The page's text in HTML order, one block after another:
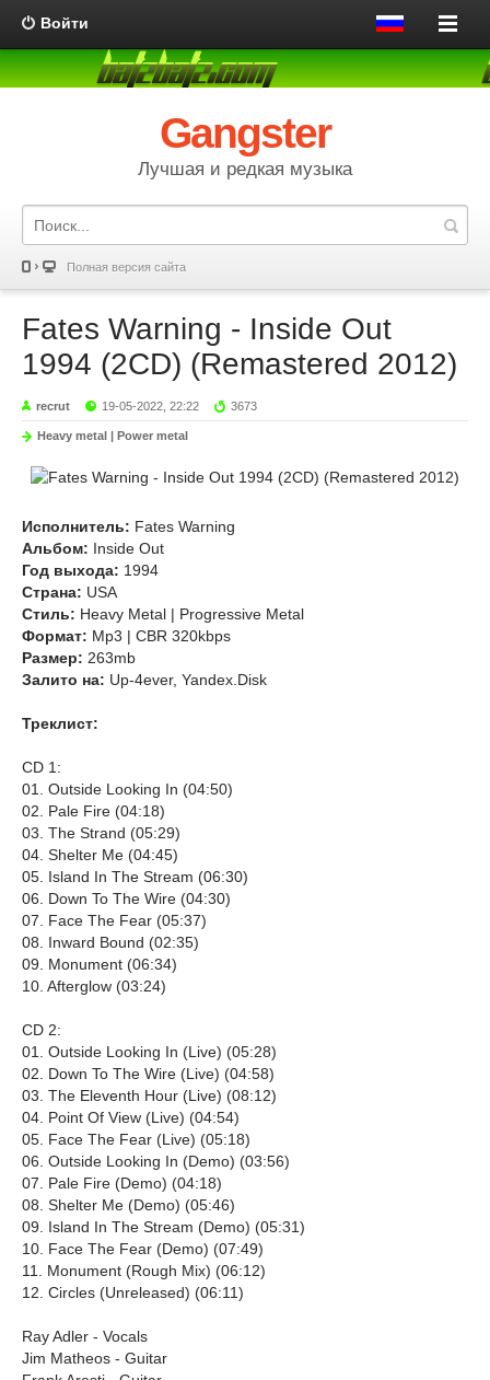
Войти
Gangster
Лучшая и редкая музыка
Полная версия сайта
Fates Warning - Inside Out
1994 (2CD) (Remastered 2012)
recrut 19-05-2022, 22:22 3673
Heavy metal | Power metal
Исполнитель: Fates Warning
Альбом: Inside Out
Год выхода: 1994
Страна: USA
Стиль: Heavy Metal | Progressive Metal
Формат: Mp3 | CBR 320kbps
Размер: 263mb
Залито на: Up-4ever, Yandex.Disk
Треклист:
CD 1:
01. Outside Looking In (04:50)
02. Pale Fire (04:18)
03. The Strand (05:29)
04. Shelter Me (04:45)
05. Island In The Stream (06:30)
06. Down To The Wire (04:30)
07. Face The Fear (05:37)
08. Inward Bound (02:35)
09. Monument (06:34)
10. Afterglow (03:24)
CD 2:
01. Outside Looking In (Live) (05:28)
02. Down To The Wire (Live) (04:58)
03. The Eleventh Hour (Live) (08:12)
04. Point Of View (Live) (04:54)
05. Face The Fear (Live) (05:18)
06. Outside Looking In (Demo) (03:56)
07. Pale Fire (Demo) (04:18)
08. Shelter Me (Demo) (05:46)
09. Island In The Stream (Demo) (05:31)
10. Face The Fear (Demo) (07:49)
11. Monument (Rough Mix) (06:12)
12. Circles (Unreleased) (06:11)
Ray Adler - Vocals
Jim Matheos - Guitar